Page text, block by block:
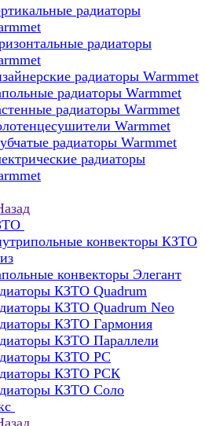
радиаторы
радиаторы
радиаторы Warmmet
радиаторы Warmmet
радиаторы Warmmet
Warmmet
радиаторы Warmmet
радиаторы
конвекторы КЗТО
конвекторы Элегант
КЗТО Quadrum
КЗТО Quadrum Neo
КЗТО Гармония
КЗТО Параллели
КЗТО РС
КЗТО РСК
КЗТО Соло